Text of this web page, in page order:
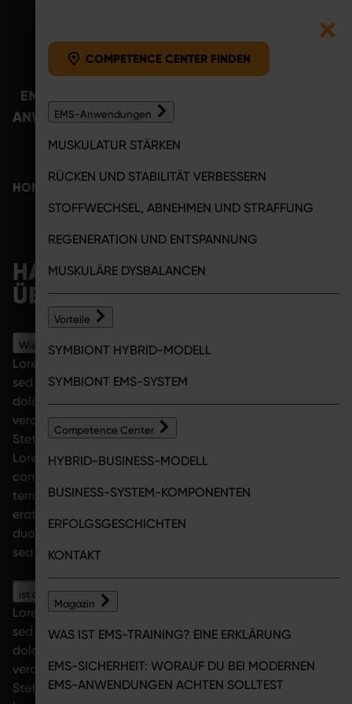
Zum Inhalt springen COMPETENCE CENTER
EMS-
ANWENDUNGEN
COMPETENCE CENTER FINDEN
EMS-Anwendungen
MUSKULATUR STÄRKEN
RÜCKEN UND STABILITÄT VERBESSERN
STOFFWECHSEL, ABNEHMEN UND STRAFFUNG
REGENERATION UND ENTSPANNUNG
MUSKULÄRE DYSBALANCEN
Vorteile
SYMBIONT HYBRID-MODELL
SYMBIONT EMS-SYSTEM
Competence Center
HYBRID-BUSINESS-MODELL
BUSINESS-SYSTEM-KOMPONENTEN
ERFOLGSGESCHICHTEN
KONTAKT
Magazin
WAS IST EMS-TRAINING? EINE ERKLÄRUNG
EMS-SICHERHEIT: WORAUF DU BEI MODERNEN
EMS-ANWENDUNGEN ACHTEN SOLLTEST
HOME
FAQ
HAST DU FRAGEN? ALLES
ÜBER SYMBIONT EMS
Wie funktioniert EMS-Training?
Lorem ipsum dolor sit amet, consetetur sadipscing elitr,
sed diam nonumy eirmod tempor invidunt ut labore et
dolore magna aliquyam erat, sed diam voluptua. At
vero eos et accusam et justo duo dolores et ea rebum.
Stet clita kasd gubergren, no sea takimata sanctus est
Lorem ipsum dolor sit amet. Lorem ipsum dolor sit amet,
consetetur sadipscing elitr, sed diam nonumy eirmod
tempor invidunt ut labore et dolore magna aliquyam
erat, sed diam voluptua. At vero eos et accusam et justo
duo dolores et ea rebum. Stet clita kasd gubergren, no
sea takimata sanctus est Lorem ipsum dolor sit amet.
ist das SYmbiont EMS Training Sicher?
Lorem ipsum dolor sit amet, consetetur sadipscing elitr,
sed diam nonumy eirmod tempor invidunt ut labore et
dolore magna aliquyam erat, sed diam voluptua. At
vero eos et accusam et justo duo dolores et ea rebum.
Stet clita kasd gubergren, no sea takimata sanctus est